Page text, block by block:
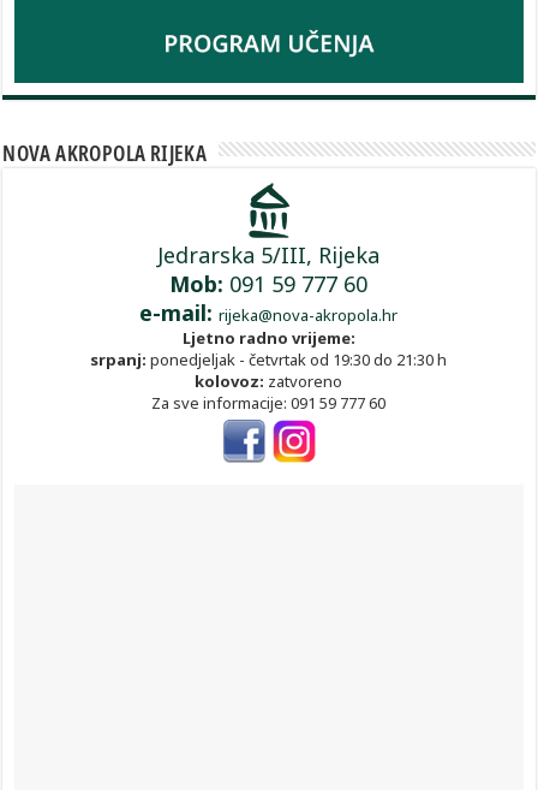
NOVA AKROPOLA RIJEKA
Jedrarska 5/III, Rijeka
Mob: 091 59 777 60
e-mail: rijeka@nova-akropola.hr
Ljetno radno vrijeme:
srpanj: ponedjeljak - četvrtak od 19:30 do 21:30 h
kolovoz: zatvoreno
Za sve informacije: 091 59 777 60